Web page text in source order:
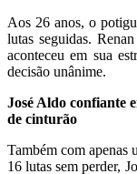
Aos 26 anos, o
lutas seguidas.
aconteceu em sua
decisão unânime.
José Aldo confiante
de cinturão
Também com apenas
16 lutas sem perder,